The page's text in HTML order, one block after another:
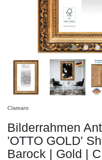
Clamaro
Bilderrahmen
'OTTO GOLD'
Barock | Gold |